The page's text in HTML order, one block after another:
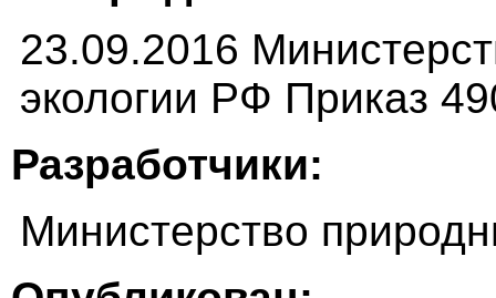
23.09.2016
экологии РФ Приказ
Разработчики:
Министерство